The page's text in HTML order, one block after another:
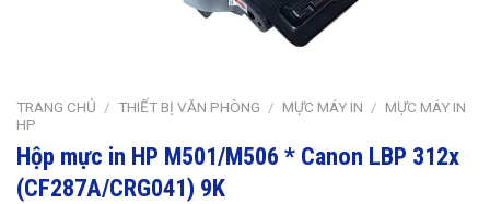
TRANG CHỦ / THIẾT BỊ VĂN PHÒNG / MỰC MÁY IN / MỰC MÁY IN
HP
Hộp mực in HP M501/M506 * Canon LBP 312x
(CF287A/CRG041) 9K